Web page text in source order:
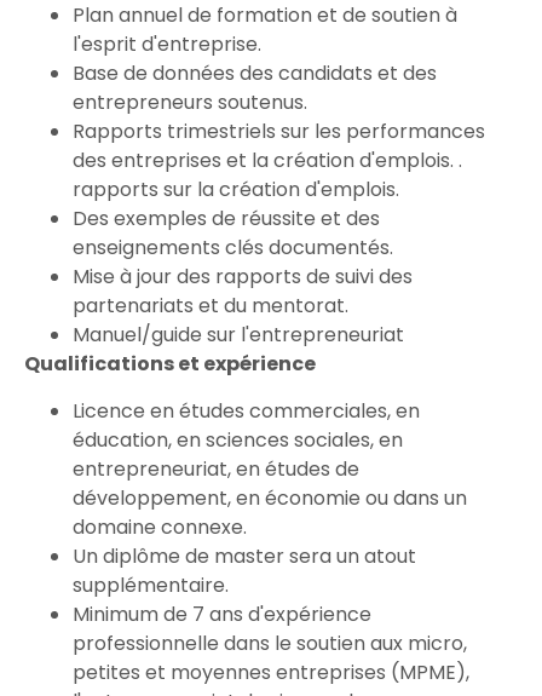
Plan annuel de formation et de soutien à
l'esprit d'entreprise.
Base de données des candidats et des
entrepreneurs soutenus.
Rapports trimestriels sur les performances
des entreprises et la création d'emplois. .
rapports sur la création d'emplois.
Des exemples de réussite et des
enseignements clés documentés.
Mise à jour des rapports de suivi des
partenariats et du mentorat.
Manuel/guide sur l'entrepreneuriat
Qualifications et expérience
Licence en études commerciales, en
éducation, en sciences sociales, en
entrepreneuriat, en études de
développement, en économie ou dans un
domaine connexe.
Un diplôme de master sera un atout
supplémentaire.
Minimum de 7 ans d'expérience
professionnelle dans le soutien aux micro,
petites et moyennes entreprises (MPME),